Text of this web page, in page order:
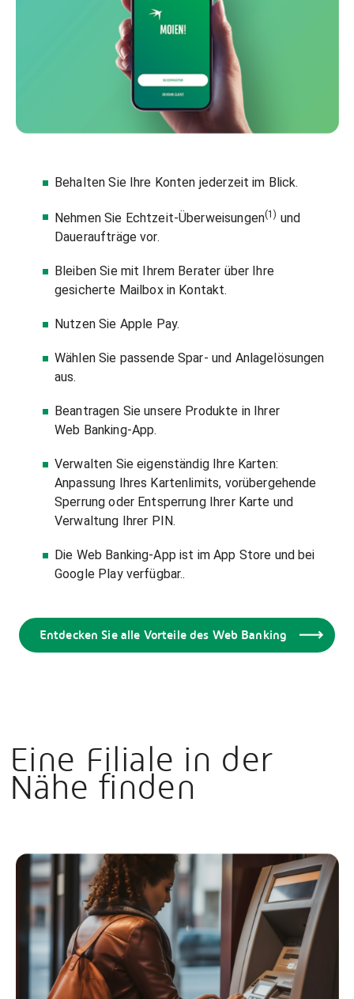
Behalten Sie Ihre Konten jederzeit im Blick.
Nehmen Sie Echtzeit-Überweisungen(1) und
Daueraufträge vor.
Bleiben Sie mit Ihrem Berater über Ihre
gesicherte Mailbox in Kontakt.
Nutzen Sie Apple Pay.
Wählen Sie passende Spar- und Anlagelösungen
aus.
Beantragen Sie unsere Produkte in Ihrer
Web Banking-App.
Verwalten Sie eigenständig Ihre Karten:
Anpassung Ihres Kartenlimits, vorübergehende
Sperrung oder Entsperrung Ihrer Karte und
Verwaltung Ihrer PIN.
Die Web Banking-App ist im App Store und bei
Google Play verfügbar..
Entdecken Sie alle Vorteile des Web Banking
Eine Filiale in der
Nähe finden